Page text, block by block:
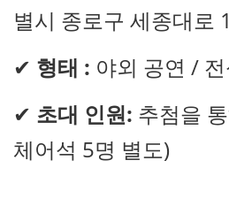
별시 종로구 세종대로
✔ 형태 : 야외 공연 /
✔ 초대 인원: 추첨을
체어석 5명 별도)